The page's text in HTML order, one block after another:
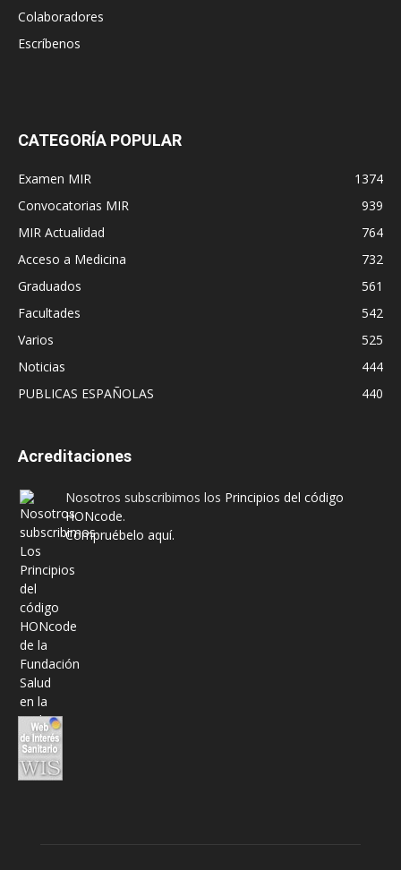
Colaboradores
Escríbenos
CATEGORÍA POPULAR
Examen MIR
1374
Convocatorias MIR
939
MIR Actualidad
764
Acceso a Medicina
732
Graduados
561
Facultades
542
Varios
525
Noticias
444
PUBLICAS ESPAÑOLAS
440
Acreditaciones
Nosotros subscribimos los Principios del código
HONcode.
Compruébelo aquí.